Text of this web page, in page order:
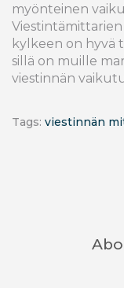
myönteinen
kylkeen on hyvä
sillä on muille
viestinnän
Tags: viestinnän